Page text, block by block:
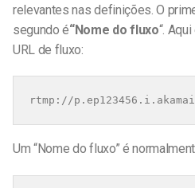
relevantes nas definições. O
segundo é“Nome do fluxo“.
URL de fluxo:
rtmp://
Um “Nome do fluxo” é